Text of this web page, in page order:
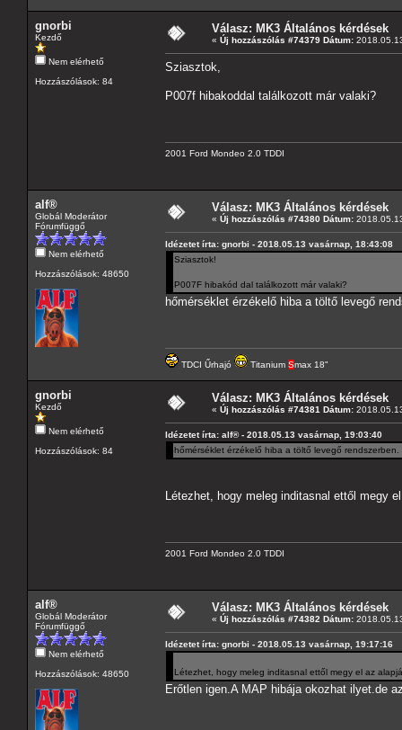
gnorbi
Kezdő
Nem elérhető
Hozzászólások: 84
Válasz: MK3 Általános kérdések
« Új hozzászólás #74379 Dátum:
Sziasztok,
P007f hibakoddal találkozott már valaki?
2001 Ford Mondeo 2.0 TDDI
alf®
Globál Moderátor
Fórumfüggő
Nem elérhető
Hozzászólások: 48650
Válasz: MK3 Általános kérdések
« Új hozzászólás #74380 Dátum:
Idézetet írta: gnorbi - 2018.05.13 vasárnap, 18:43:08
Sziasztok!
P007F hibakód dal találkozott már valaki?
hőmérséklet érzékelő hiba a töltő levegő
TDCI Űrhajó Titanium Smax 18"
gnorbi
Kezdő
Nem elérhető
Hozzászólások: 84
Válasz: MK3 Általános kérdések
« Új hozzászólás #74381 Dátum:
Idézetet írta: alf® - 2018.05.13 vasárnap, 19:03:40
hőmérséklet érzékelő hiba a töltő levegő rendszerben.
Létezhet, hogy meleg inditasnal ettől megy
2001 Ford Mondeo 2.0 TDDI
alf®
Globál Moderátor
Fórumfüggő
Nem elérhető
Hozzászólások: 48650
Válasz: MK3 Általános kérdések
« Új hozzászólás #74382 Dátum:
Idézetet írta: gnorbi - 2018.05.13 vasárnap, 19:17:16
Létezhet, hogy meleg inditasnal ettől megy el az
Erőtlen igen.A MAP hibája okozhat ilyet.de